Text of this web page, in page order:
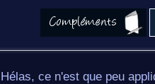
Hélas, ce n'est que peu